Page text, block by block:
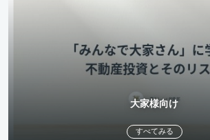
大家様向け
すべてみる